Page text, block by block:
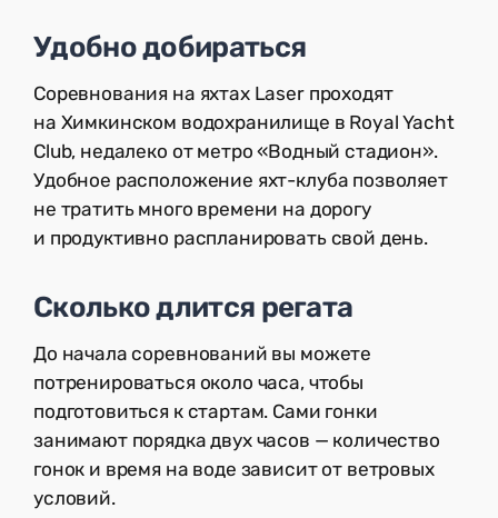
Удобно добираться
Соревнования на яхтах Laser проходят
на Химкинском водохранилище в Royal Yacht
Club, недалеко от метро «Водный стадион».
Удобное расположение яхт-клуба позволяет
не тратить много времени на дорогу
и продуктивно распланировать свой день.
Сколько длится регата
До начала соревнований вы можете
потренироваться около часа, чтобы
подготовиться к стартам. Сами гонки
занимают порядка двух часов — количество
гонок и время на воде зависит от ветровых
условий.